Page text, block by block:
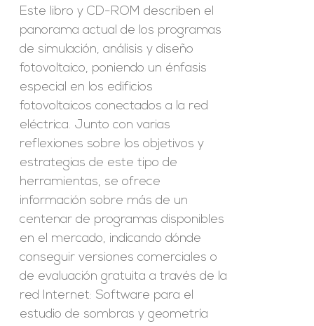
Este libro y CD-ROM describen el
panorama actual de los programas
de simulación, análisis y diseño
fotovoltaico, poniendo un énfasis
especial en los edificios
fotovoltaicos conectados a la red
eléctrica. Junto con varias
reflexiones sobre los objetivos y
estrategias de este tipo de
herramientas, se ofrece
información sobre más de un
centenar de programas disponibles
en el mercado, indicando dónde
conseguir versiones comerciales o
de evaluación gratuita a través de la
red Internet: Software para el
estudio de sombras y geometría